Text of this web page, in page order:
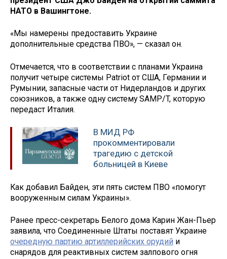
НАТО в Вашингтоне.
«Мы намерены предоставить Украине
дополнительные средства ПВО», — сказал он.
Отмечается, что в соответствии с планами Украина
получит четыре системы Patriot от США, Германии и
Румынии, запасные части от Нидерландов и других
союзников, а также одну систему SAMP/T, которую
передаст Италия.
В МИД РФ
прокомментировали
трагедию с детской
больницей в Киеве
Как добавил Байден, эти пять систем ПВО «помогут
вооруженным силам Украины».
Ранее пресс-секретарь Белого дома Карин Жан-Пьер
заявила, что Соединенные Штаты поставят Украине
очередную партию артиллерийских орудий и
снарядов для реактивных систем залпового огня